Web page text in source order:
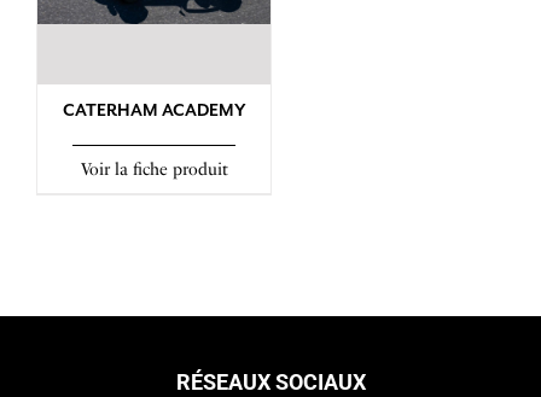
CATERHAM ACADEMY
Voir la fiche produit
RÉSEAUX SOCIAUX